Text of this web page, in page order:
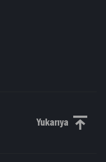
YukarıyaYukarı